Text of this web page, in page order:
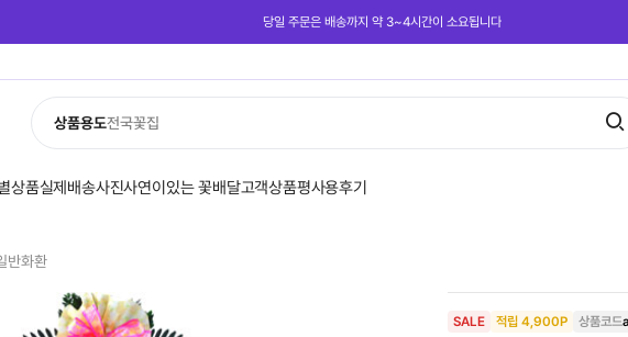
당일 주문은 배송까지 약 3~4시간이 소요됩니다
상품용도전국꽃집
상품실제배송사진사연이있는 꽃배달고객상품평사용후기
반화환
SALE 적립 4,900P 상품코드